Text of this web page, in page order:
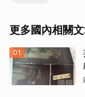
更多國內相關
01